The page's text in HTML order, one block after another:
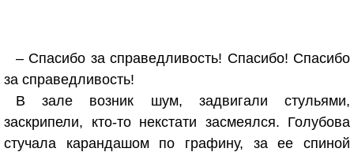
– Спасибо за справедливость! Спасибо! Спасибо
за справедливость!
В зале возник шум, задвигали стульями,
заскрипели, кто-то некстати засмеялся. Голубова
стучала карандашом по графину, за ее спиной